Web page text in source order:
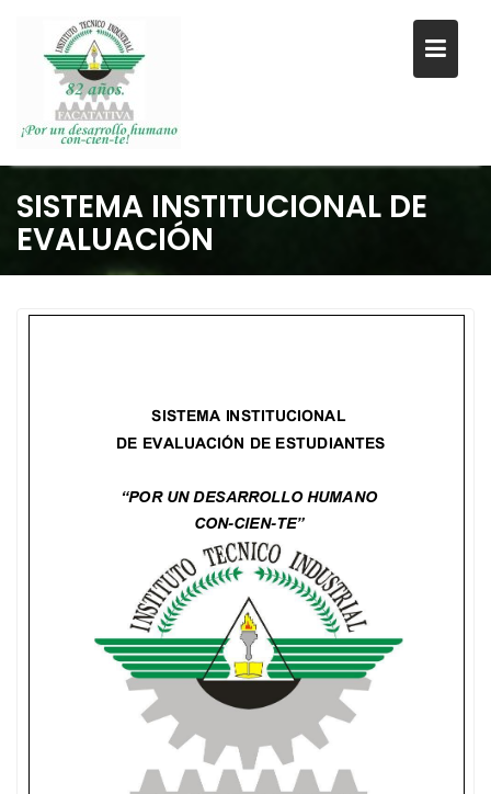
contenido
SISTEMA INSTITUCIONAL DE
EVALUACIÓN